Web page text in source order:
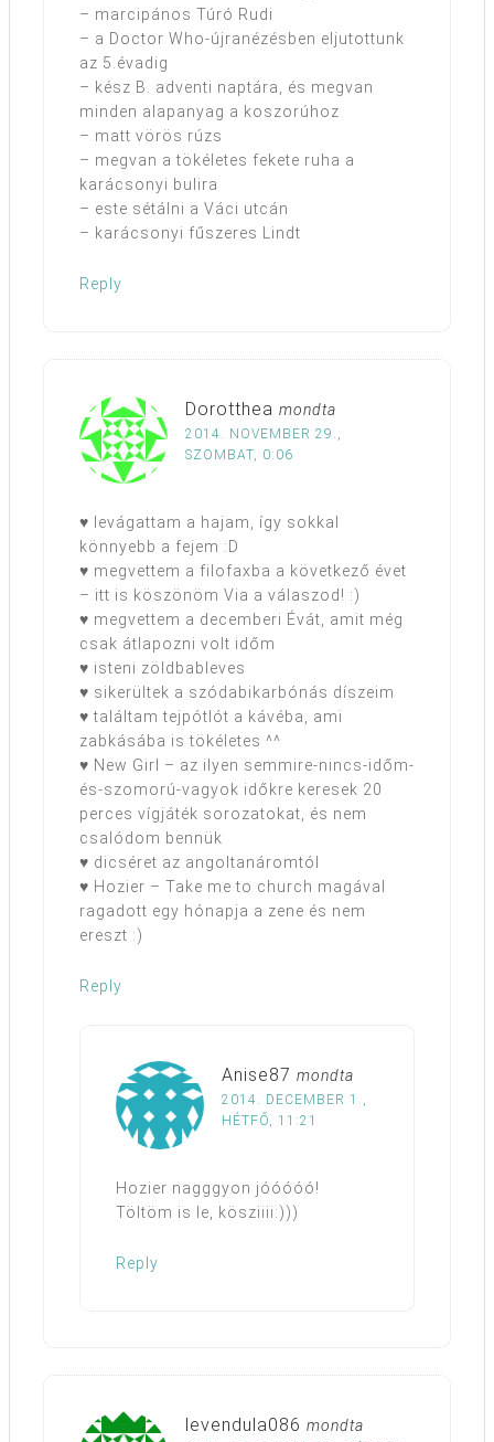
– marcipános Túró Rudi
– a Doctor Who-újranézésben eljutottunk
az 5.évadig
– kész B. adventi naptára, és megvan
minden alapanyag a koszorúhoz
– matt vörös rúzs
– megvan a tökéletes fekete ruha a
karácsonyi bulira
– este sétálni a Váci utcán
– karácsonyi fűszeres Lindt
Reply
Dorotthea mondta
2014. NOVEMBER 29.,
SZOMBAT, 0:06
♥ levágattam a hajam, így sokkal
könnyebb a fejem :D
♥ megvettem a filofaxba a következő évet
– itt is köszönöm Via a válaszod! :)
♥ megvettem a decemberi Évát, amit még
csak átlapozni volt időm
♥ isteni zöldbableves
♥ sikerültek a szódabikarbónás díszeim
♥ találtam tejpótlót a kávéba, ami
zabkásába is tökéletes ^^
♥ New Girl – az ilyen semmire-nincs-időm-
és-szomorú-vagyok időkre keresek 20
perces vígjáték sorozatokat, és nem
csalódom bennük
♥ dicséret az angoltanáromtól
♥ Hozier – Take me to church magával
ragadott egy hónapja a zene és nem
ereszt :)
Reply
Anise87 mondta
2014. DECEMBER 1.,
HÉTFŐ, 11:21
Hozier nagggyon jóóóóó!
Töltöm is le, kösziiii:)))
Reply
levendula086 mondta